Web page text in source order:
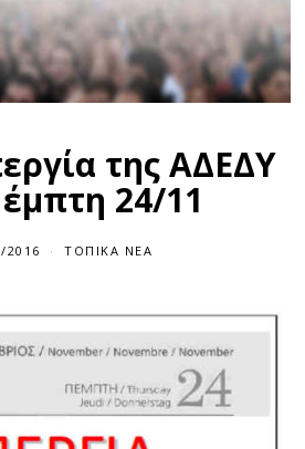
της ΑΔΕΔΥ
24/11
2016 ΤΟΠΙΚΆ ΝΈΑ